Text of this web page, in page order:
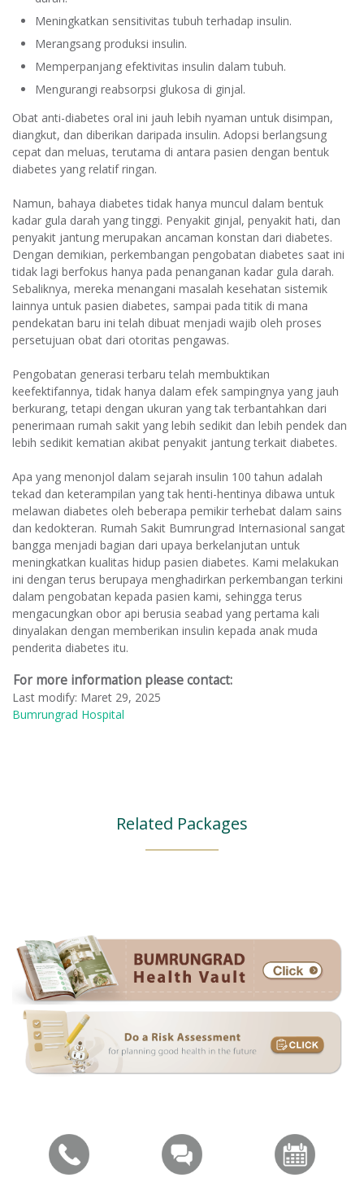
Meningkatkan sensitivitas tubuh terhadap insulin.
Merangsang produksi insulin.
Memperpanjang efektivitas insulin dalam tubuh.
Mengurangi reabsorpsi glukosa di ginjal.
Obat anti-diabetes oral ini jauh lebih nyaman untuk disimpan,
diangkut, dan diberikan daripada insulin. Adopsi berlangsung
cepat dan meluas, terutama di antara pasien dengan bentuk
diabetes yang relatif ringan.
Namun, bahaya diabetes tidak hanya muncul dalam bentuk
kadar gula darah yang tinggi. Penyakit ginjal, penyakit hati, dan
penyakit jantung merupakan ancaman konstan dari diabetes.
Dengan demikian, perkembangan pengobatan diabetes saat ini
tidak lagi berfokus hanya pada penanganan kadar gula darah.
Sebaliknya, mereka menangani masalah kesehatan sistemik
lainnya untuk pasien diabetes, sampai pada titik di mana
pendekatan baru ini telah dibuat menjadi wajib oleh proses
persetujuan obat dari otoritas pengawas.
Pengobatan generasi terbaru telah membuktikan
keefektifannya, tidak hanya dalam efek sampingnya yang jauh
berkurang, tetapi dengan ukuran yang tak terbantahkan dari
penerimaan rumah sakit yang lebih sedikit dan lebih pendek dan
lebih sedikit kematian akibat penyakit jantung terkait diabetes.
Apa yang menonjol dalam sejarah insulin 100 tahun adalah
tekad dan keterampilan yang tak henti-hentinya dibawa untuk
melawan diabetes oleh beberapa pemikir terhebat dalam sains
dan kedokteran. Rumah Sakit Bumrungrad Internasional sangat
bangga menjadi bagian dari upaya berkelanjutan untuk
meningkatkan kualitas hidup pasien diabetes. Kami melakukan
ini dengan terus berupaya menghadirkan perkembangan terkini
dalam pengobatan kepada pasien kami, sehingga terus
mengacungkan obor api berusia seabad yang pertama kali
dinyalakan dengan memberikan insulin kepada anak muda
penderita diabetes itu.
For more information please contact:
Last modify: Maret 29, 2025
Bumrungrad Hospital
Related Packages